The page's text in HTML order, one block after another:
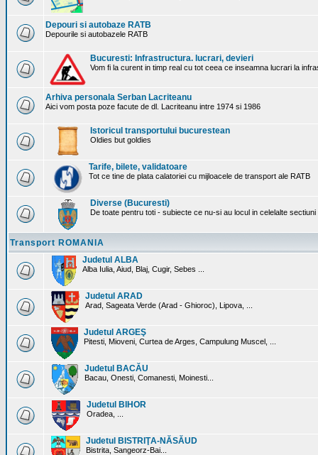
Depouri si autobaze RATB
Depourile si autobazele RATB
Bucuresti: Infrastructura. lucrari, devieri
Vom fi la curent in timp real cu tot ceea ce inseamna lucrari la
Arhiva personala Serban Lacriteanu
Aici vom posta poze facute de dl. Lacriteanu intre 1974 si 1986
Istoricul transportului bucurestean
Oldies but goldies
Tarife, bilete, validatoare
Tot ce tine de plata calatoriei cu mijloacele de transport ale RATB
Diverse (Bucuresti)
De toate pentru toti - subiecte ce nu-si au locul in celelalte
Transport ROMANIA
Judetul ALBA
Alba Iulia, Aiud, Blaj, Cugir, Sebes ...
Judetul ARAD
Arad, Sageata Verde (Arad - Ghioroc), Lipova, ...
Judetul ARGEŞ
Pitesti, Mioveni, Curtea de Arges, Campulung Muscel, ...
Judetul BACĂU
Bacau, Onesti, Comanesti, Moinesti...
Judetul BIHOR
Oradea, ...
Judetul BISTRIŢA-NĂSĂUD
Bistrita, Sangeorz-Bai...